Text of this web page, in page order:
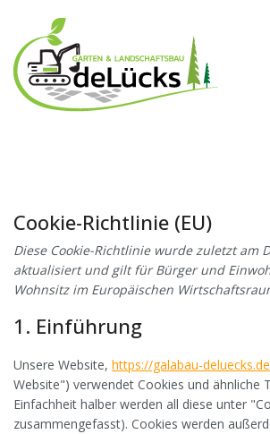
Cookie-Richtlinie (EU)
Diese Cookie-Richtlinie wurde zuletzt am
aktualisiert und gilt für Bürger und
Wohnsitz im Europäischen
1. Einführung
Unsere Website, https://galabau-deluecks.de
Website") verwendet Cookies und ähnliche
Einfachheit halber werden all diese unter
zusammengefasst). Cookies werden